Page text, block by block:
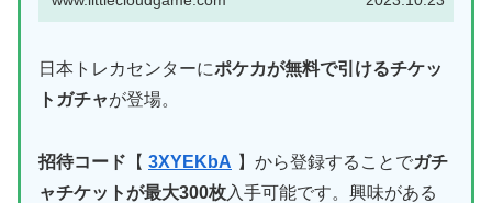
日本トレカセンターにポケカが無料で引けるチケッ
トガチャが登場。
招待コード 【 3XYEKbA 】から登録することでガチ
ャチケットが最大300枚入手可能です。興味がある